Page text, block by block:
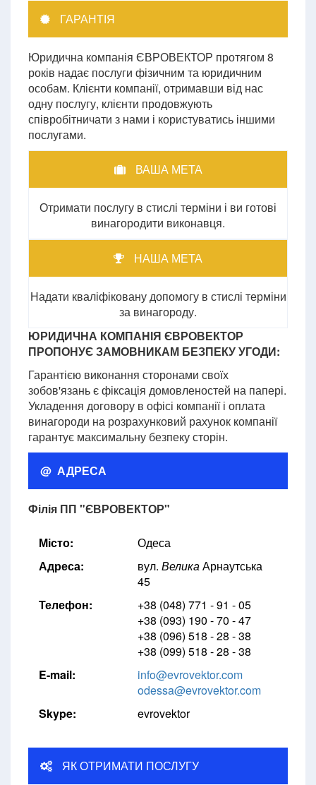
ГАРАНТІЯ
Юридична компанія ЄВРОВЕКТОР протягом 8
років надає послуги фізичним та юридичним
особам. Клієнти компанії, отримавши від нас
одну послугу, клієнти продовжують
співробітничати з нами і користуватись іншими
послугами.
ВАША МЕТА
Отримати послугу в стислі терміни і ви готові
винагородити виконавця.
НАША МЕТА
Надати кваліфіковану допомогу в стислі терміни
за винагороду.
ЮРИДИЧНА КОМПАНІЯ ЄВРОВЕКТОР
ПРОПОНУЄ ЗАМОВНИКАМ БЕЗПЕКУ УГОДИ:
Гарантією виконання сторонами своїх
зобов'язань є фіксація домовленостей на папері.
Укладення договору в офісі компанії і оплата
винагороди на розрахунковий рахунок компанії
гарантує максимальну безпеку сторін.
@ АДРЕСА
Філія ПП "ЄВРОВЕКТОР"
Місто:
Одеса
Адреса:
вул. ВеликаАрнаутська
45
Телефон:
+38 (048) 771 - 91 - 05
+38 (093) 190 - 70 - 47
+38 (096) 518 - 28 - 38
+38 (099) 518 - 28 - 38
E-mail:
info@evrovektor.com
odessa@evrovektor.com
Skype:
evrovektor
ЯК ОТРИМАТИ ПОСЛУГУ